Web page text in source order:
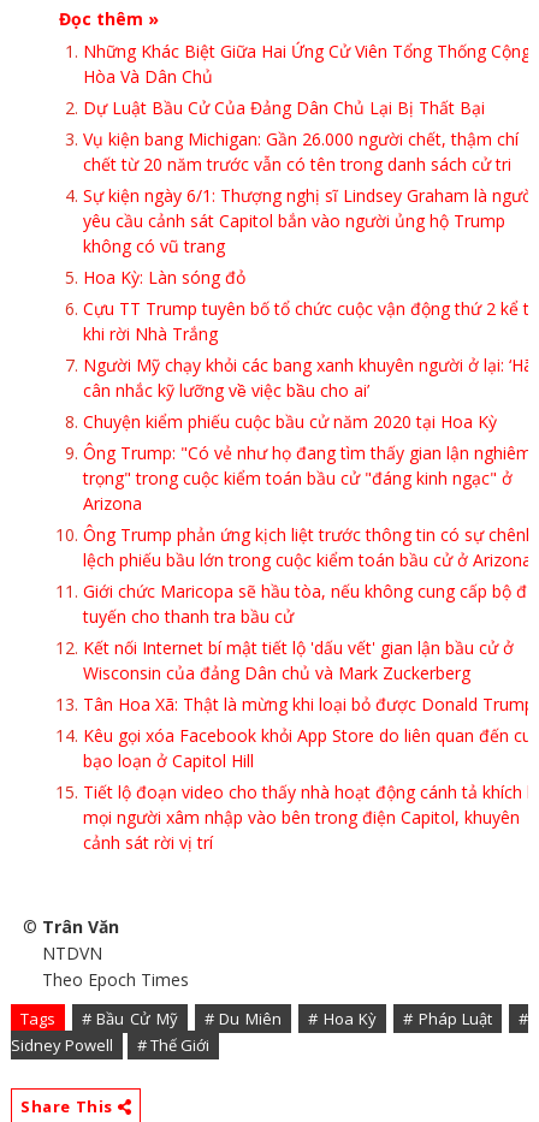
Đọc thêm »
Những Khác Biệt Giữa Hai Ứng Cử Viên Tổng Thống Cộng
Hòa Và Dân Chủ
Dự Luật Bầu Cử Của Đảng Dân Chủ Lại Bị Thất Bại
Vụ kiện bang Michigan: Gần 26.000 người chết, thậm chí
chết từ 20 năm trước vẫn có tên trong danh sách cử tri
Sự kiện ngày 6/1: Thượng nghị sĩ Lindsey Graham là người
yêu cầu cảnh sát Capitol bắn vào người ủng hộ Trump
không có vũ trang
Hoa Kỳ: Làn sóng đỏ
Cựu TT Trump tuyên bố tổ chức cuộc vận động thứ 2 kể từ
khi rời Nhà Trắng
Người Mỹ chạy khỏi các bang xanh khuyên người ở lại:
cân nhắc kỹ lưỡng về việc bầu cho ai’
Chuyện kiểm phiếu cuộc bầu cử năm 2020 tại Hoa Kỳ
Ông Trump: "Có vẻ như họ đang tìm thấy gian lận nghiêm
trọng" trong cuộc kiểm toán bầu cử "đáng kinh ngạc" ở
Arizona
Ông Trump phản ứng kịch liệt trước thông tin có sự chênh
lệch phiếu bầu lớn trong cuộc kiểm toán bầu cử ở Arizona
Giới chức Maricopa sẽ hầu tòa, nếu không cung cấp bộ
tuyến cho thanh tra bầu cử
Kết nối Internet bí mật tiết lộ 'dấu vết' gian lận bầu cử ở
Wisconsin của đảng Dân chủ và Mark Zuckerberg
Tân Hoa Xã: Thật là mừng khi loại bỏ được Donald Trump
Kêu gọi xóa Facebook khỏi App Store do liên quan đến
bạo loạn ở Capitol Hill
Tiết lộ đoạn video cho thấy nhà hoạt động cánh tả khích lệ
mọi người xâm nhập vào bên trong điện Capitol, khuyên
cảnh sát rời vị trí
© Trân Văn
NTDVN
Theo Epoch Times
Tags # Bầu Cử Mỹ # Du Miên # Hoa Kỳ # Pháp Luật
#
Sidney Powell
# Thế Giới
Share This